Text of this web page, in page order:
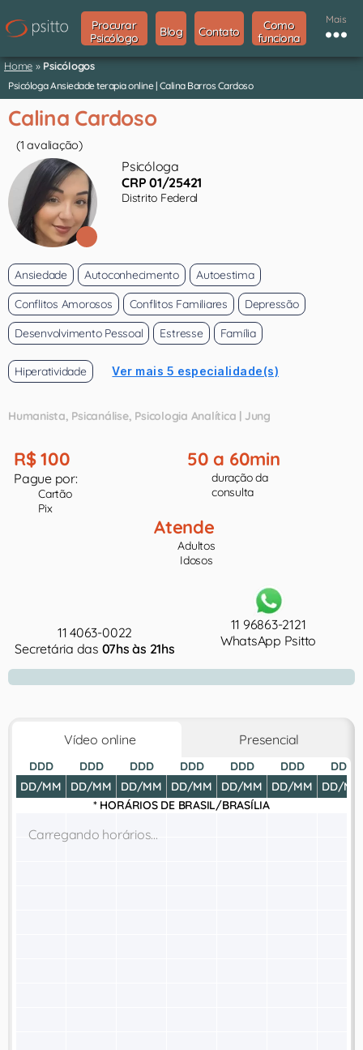
Procurar
Psicólogo
Blog Contato
Como
funciona
Mais
Home » Psicólogos
Psicóloga Ansiedade terapia online | Calina Barros Cardoso
Calina Cardoso
(1 avaliação)
Psicóloga
CRP 01/25421
Distrito Federal
Ansiedade Autoconhecimento
Autoestima
Conflitos Amorosos
Conflitos Familiares
Depressão
Desenvolvimento Pessoal
Estresse Família
Hiperatividade Ver mais 5 especialidade(s)
Humanista Psicanálise Psicologia Analítica | Jung
R$ 100
Pague por:
Cartão
Pix
50 a 60min
duração da
consulta
Atende
Adultos
Idosos
11 4063-0022
Secretária das 07hs às 21hs
11 96863-2121
WhatsApp Psitto
Vídeo online Presencial
DDD
DD/MM
DDD
DD/MM
DDD
DD/MM
DDD
DD/MM
DDD
DD/MM
DDD
DD/MM
DDD
DD/MM
* HORÁRIOS DE BRASIL/BRASÍLIA
Carregando horários...